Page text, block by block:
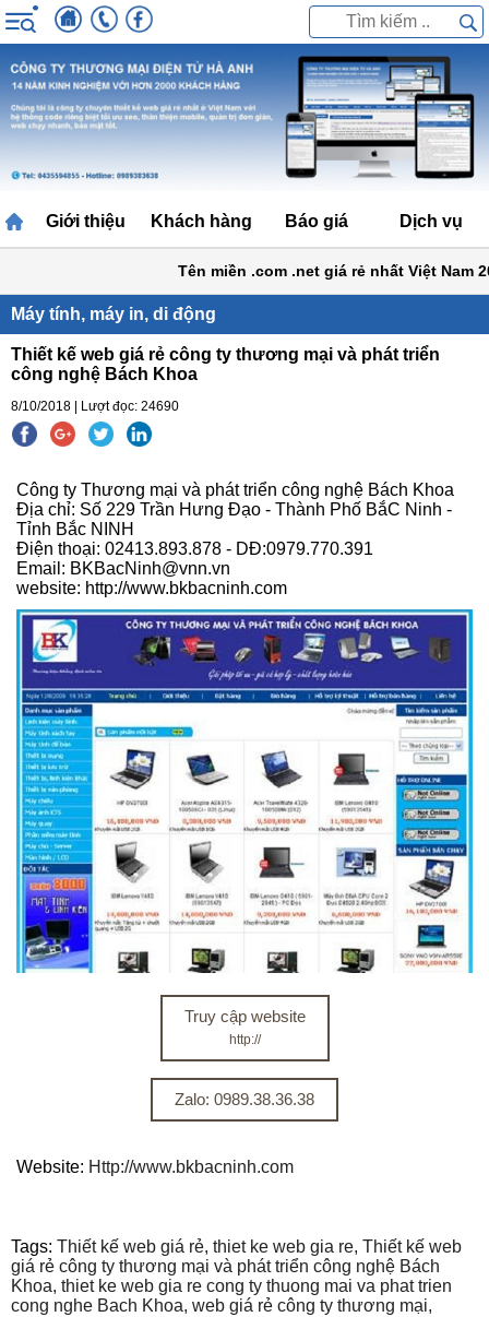
Giới thiệu Khách hàng Báo giá Dịch vụ
Tên miền .com .net giá rẻ nhất Việt Nam
Máy tính, máy in, di động
Thiết kế web giá rẻ công ty thương mại và phát triển
công nghệ Bách Khoa
8/10/2018 | Lượt đọc: 24690
Công ty Thương mại và phát triển công nghệ Bách Khoa
Địa chỉ: Số 229 Trần Hưng Đạo - Thành Phố BắC Ninh -
Tỉnh Bắc NINH
Điện thoại: 02413.893.878 - DĐ:0979.770.391
Email: BKBacNinh@vnn.vn
website: http://www.bkbacninh.com
Truy cập website
http://
Zalo: 0989.38.36.38
Website: Http://www.bkbacninh.com
Tags: Thiết kế web giá rẻ, thiet ke web gia re, Thiết kế web
giá rẻ công ty thương mại và phát triển công nghệ Bách
Khoa, thiet ke web gia re cong ty thuong mai va phat trien
cong nghe Bach Khoa, web giá rẻ công ty thương mại,